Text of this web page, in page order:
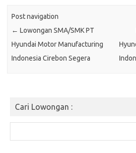
Post navigation
← Lowongan SMA/SMK PT
Hyundai Motor Manufacturing
Indonesia Cirebon Segera
Cari Lowongan :